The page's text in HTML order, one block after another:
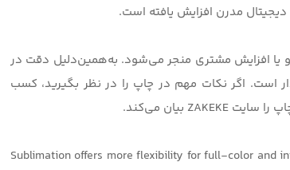
مدرن افزایش یافته است.
یا افزایش مشتری منجر می‌شود. به‌همین‌دلیل دقت در
است. اگر نکات مهم در چاپ را در نظر بگیرید، کسب
را سایت ZAKEKE بیان می‌کند.
Sublimation offers more flexibility for full-color and